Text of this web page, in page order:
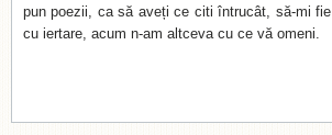
pun poezii, ca să aveți ce citi întrucât, să-mi fie
cu iertare, acum n-am altceva cu ce vă omeni.